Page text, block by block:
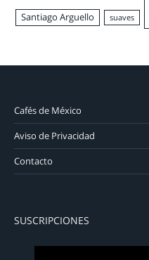
Santiago Arguello suaves
Cafés de México
Aviso de Privacidad
Contacto
SUSCRIPCIONES